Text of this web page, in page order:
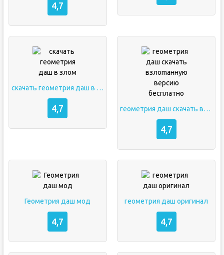
4,7
скачать геометрия даш в злом
4,7 геометрия даш скачать взлоmанную версию бесплатно
4,7
Геометрия даш мод
4,7
геометрия даш оригинал
4,7